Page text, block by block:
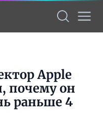
Apple
почему он
раньше 4